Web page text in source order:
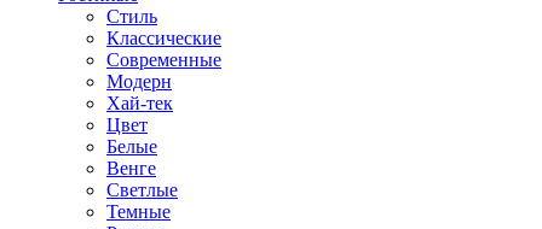
Стиль
Классические
Современные
Модерн
Хай-тек
Цвет
Белые
Венге
Светлые
Темные